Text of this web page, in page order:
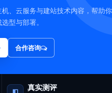
、云服务与建站技术内容，帮助你
型与部署。
合作咨询
真实测评